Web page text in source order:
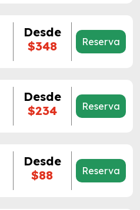
Desde
$348
Reserva
Desde
$234
Reserva
Desde
$88
Reserva